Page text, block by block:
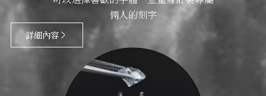
倆人的刻字
詳細內容